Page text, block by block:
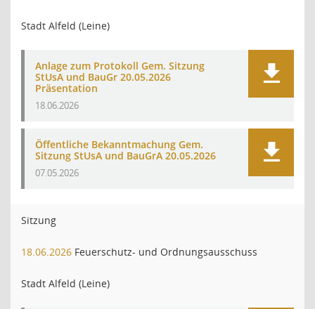
Stadt Alfeld (Leine)
Anlage zum Protokoll Gem. Sitzung
StUsA und BauGr 20.05.2026
Präsentation
18.06.2026
Öffentliche Bekanntmachung Gem.
Sitzung StUsA und BauGrA 20.05.2026
07.05.2026
Sitzung
18.06.2026 Feuerschutz- und Ordnungsausschuss
Stadt Alfeld (Leine)